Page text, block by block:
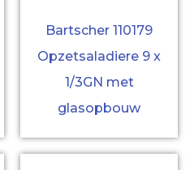
Bartscher 110179
Opzetsaladiere 9 x
1/3GN met
glasopbouw